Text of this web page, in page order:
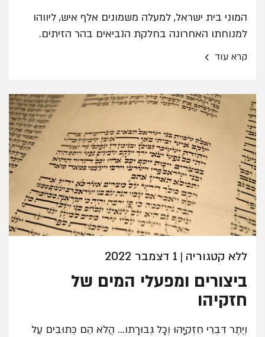
המוני בית ישראל, למעלה משמונים אלף איש, ליווהו
למנוחתו האחרונה בחלקת הנביאים בהר הזיתים.
קרא עוד ›
ללא קטגוריה | 1 דצמבר 2022
ביצורים ומפעלי המים של
חזקיהו
וְיֶתֶר דִּבְרֵי חִזְקִיָּהוּ וְכָל גְּבוּרָתו... הֲלֹא הֵם כְּתוּבִים עַל